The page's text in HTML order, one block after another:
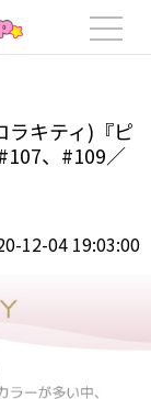
KITTY(オーロラキテ
ラキティ)『ピ
、#109／
12-04 19:03:00